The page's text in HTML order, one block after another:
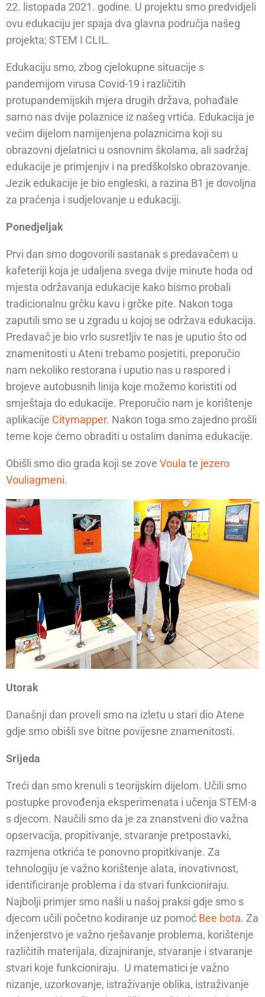
22. listopada 2021. godine. U projektu smo predvidjeli
ovu edukaciju jer spaja dva glavna područja našeg
projekta; STEM I CLIL.
Edukaciju smo, zbog cjelokupne situacije s
pandemijom virusa Covid-19 i različitih
protupandemijskih mjera drugih država, pohađale
samo nas dvije polaznice iz našeg vrtića. Edukacija je
većim dijelom namijenjena polaznicima koji su
obrazovni djelatnici u osnovnim školama, ali sadržaj
edukacije je primjenjiv i na predškolsko obrazovanje.
Jezik edukacije je bio engleski, a razina B1 je dovoljna
za praćenja i sudjelovanje u edukaciji.
Ponedjeljak
Prvi dan smo dogovorili sastanak s predavačem u
kafeteriji koja je udaljena svega dvije minute hoda od
mjesta održavanja edukacije kako bismo probali
tradicionalnu grčku kavu i grčke pite. Nakon toga
zaputili smo se u zgradu u kojoj se održava edukacija.
Predavač je bio vrlo susretljiv te nas je uputio što od
znamenitosti u Ateni trebamo posjetiti, preporučio
nam nekoliko restorana i uputio nas u raspored i
brojeve autobusnih linija koje možemo koristiti od
smještaja do edukacije. Preporučio nam je korištenje
aplikacije Citymapper. Nakon toga smo zajedno prošli
teme koje ćemo obraditi u ostalim danima edukacije.
Obišli smo dio grada koji se zove Voula te jezero
Vouliagmeni.
Utorak
Današnji dan proveli smo na izletu u stari dio Atene
gdje smo obišli sve bitne povijesne znamenitosti.
Srijeda
Treći dan smo krenuli s teorijskim dijelom. Učili smo
postupke provođenja eksperimenata i učenja STEM-a
s djecom. Naučili smo da je za znanstveni dio važna
opservacija, propitivanje, stvaranje pretpostavki,
razmjena otkrića te ponovno propitkivanje. Za
tehnologiju je važno korištenje alata, inovativnost,
identificiranje problema i da stvari funkcioniraju.
Najbolji primjer smo našli u našoj praksi gdje smo s
djecom učili početno kodiranje uz pomoć Bee bota. Za
inženjerstvo je važno rješavanje problema, korištenje
različitih materijala, dizajniranje, stvaranje i stvaranje
stvari koje funkcioniraju. U matematici je važno
nizanje, uzorkovanje, istraživanje oblika, istraživanje